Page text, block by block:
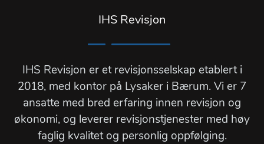
IHS Revisjon
IHS Revisjon er et revisjonsselskap etablert i
2018, med kontor på Lysaker i Bærum. Vi er 7
ansatte med bred erfaring innen revisjon og
økonomi, og leverer revisjonstjenester med høy
faglig kvalitet og personlig oppfølging.